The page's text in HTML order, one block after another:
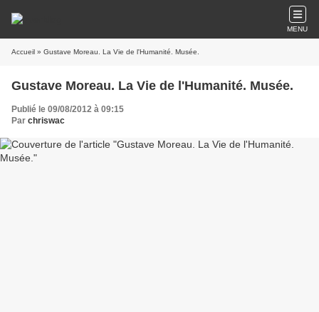
MENU
Accueil » Gustave Moreau. La Vie de l'Humanité. Musée.
Gustave Moreau. La Vie de l'Humanité. Musée.
Publié le 09/08/2012 à 09:15
Par chriswac